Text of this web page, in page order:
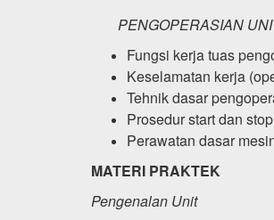
PENGOPERASIAN
Fungsi kerja tuas
Keselamatan kerja
Tehnik dasar
Prosedur start dan stop
Perawatan dasar
MATERI PRAKTEK
Pengenalan Unit